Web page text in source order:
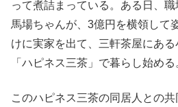
って煮詰まっている。ある日、
馬場ちゃんが、3億円を横領して
けに実家を出て、三軒茶屋にあ
「ハピネス三茶」で暮らし始める
このハピネス三茶の同居人との